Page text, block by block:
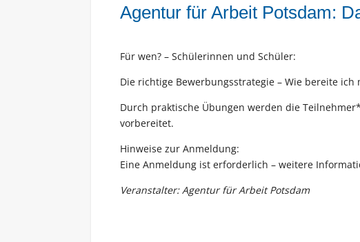
Agentur für Arbeit Potsdam:
Für wen? – Schülerinnen und Schüler:
Die richtige Bewerbungsstrategie – Wie bereite ich
Durch praktische Übungen werden die
vorbereitet.
Hinweise zur Anmeldung:
Eine Anmeldung ist erforderlich – weitere
Veranstalter: Agentur für Arbeit Potsdam